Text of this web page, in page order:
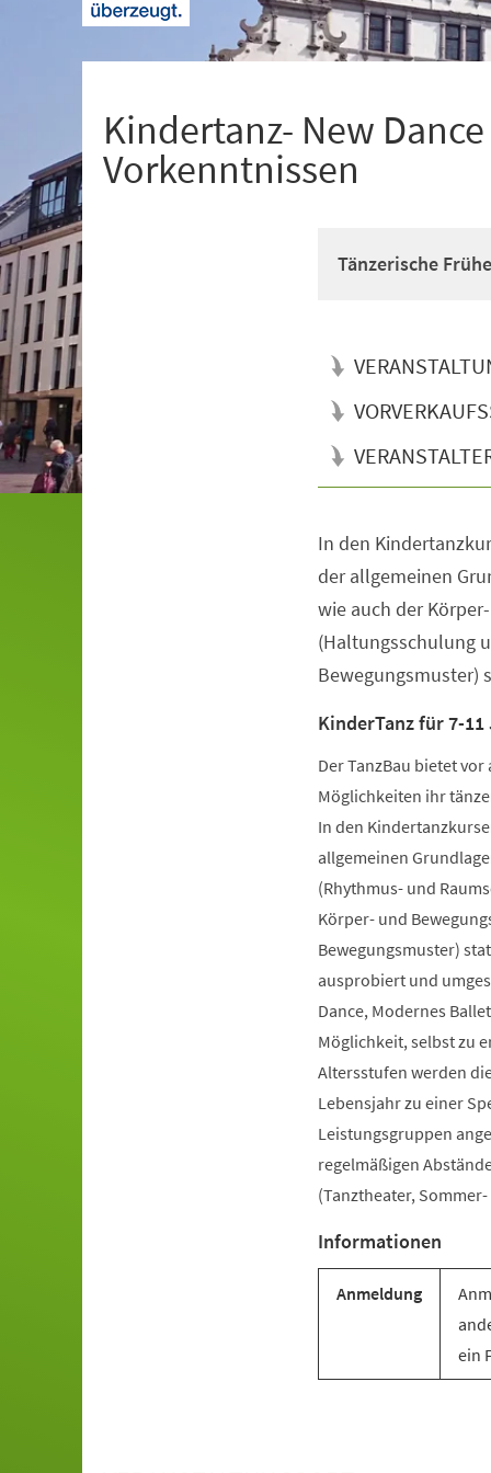
Kindertanz- New
Vorkenntnissen
Tänzerische
In den
der allgemeinen
wie auch der
(Haltungsschulung
Bewegungsmuster)
KinderTanz für 7-
Der TanzBau bietet
Möglichkeiten ihr
In den
allgemeinen
(Rhythmus- und
Körper- und
Bewegungsmuster)
ausprobiert und
Dance, Modernes
Möglichkeit, selbst zu
Altersstufen werden
Lebensjahr zu einer
Leistungsgruppen
regelmäßigen
(Tanztheater,
Informationen
Anmeldung
ein